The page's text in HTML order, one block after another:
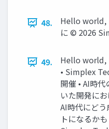
48.
Hello world,
に ©️ 2026
49.
Hello world,
• Simplex
開催 • AI時
いた開発に
AI時代にど
トになるか